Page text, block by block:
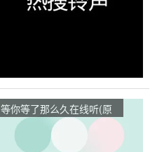
等你等了那么久在线听(原
唱是红蔷薇)，大光演唱点
播:29次